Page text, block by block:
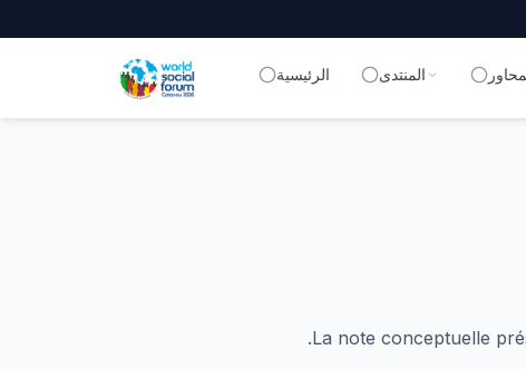
الرئيسية المنتدى
La note conceptuelle